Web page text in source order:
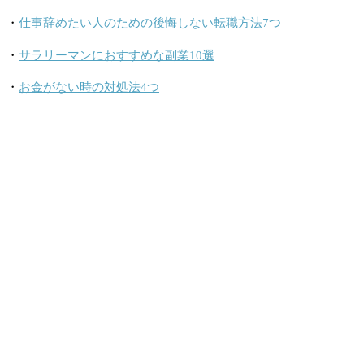
・ 仕事辞めたい人のための後悔しない転職方法7つ
・ サラリーマンにおすすめな副業10選
・ お金がない時の対処法4つ